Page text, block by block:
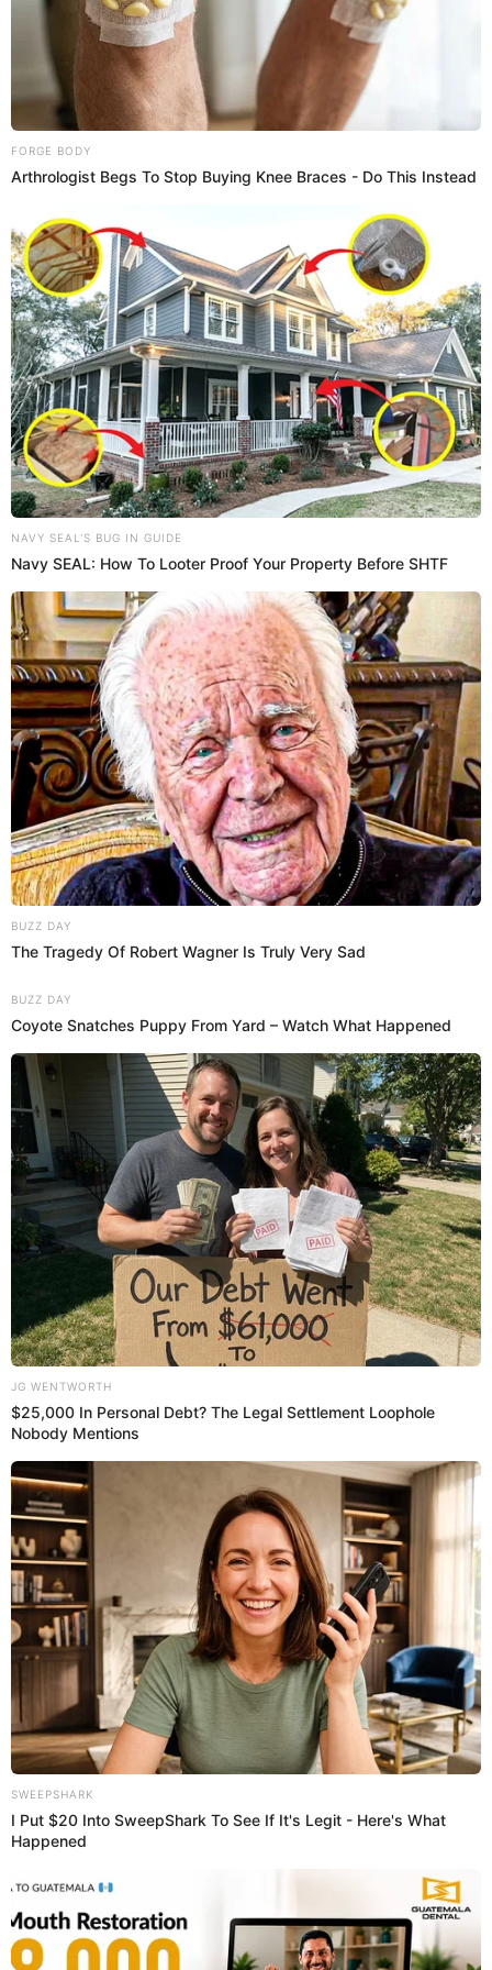
en vuelos médicos.La aeronave tenía un itinerario extenso
ese día: había salido de Atenas, Grecia, con escala en Pula,
Croacia, antes de llegar a territorio británico.
Su siguiente destino era Lelystad, en Países Bajos, donde
debía retornar el mismo domingo por la noche. Sin
embargo, la tragedia ocurrió minutos después del
despegue: el turbohélice de aproximadamente 12 metros
de longitud perdió el control, se precipitó y estalló en
llamas.
Una avioneta explotó tras su despegue de un aeropuerto de Londres en
Inglaterra
Las autoridades británicas han iniciado una investigación
exhaustiva para esclarecer las causas del siniestro. La
que un equipo especializado ha sido enviado al lugar del
hecho.
Esta no es la primera vez que una avioneta Beechcraft se
estrella. En 2017, un avión del mismo modelo chocó contra
el techo de un centro comercial en Melbourne, Australia,
momentos después del despegue, falleciendo el piloto y
cuatro personas.